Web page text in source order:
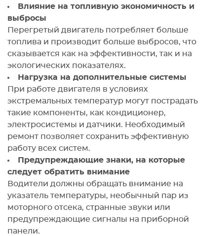
Влияние на топливную экономичность и
выбросы
Перегретый двигатель потребляет больше
топлива и производит больше выбросов, что
сказывается как на эффективности, так и на
экологических показателях.
Нагрузка на дополнительные системы
При работе двигателя в условиях
экстремальных температур могут пострадать
такие компоненты, как кондиционер,
электросистемы и датчики. Необходимый
ремонт позволяет сохранить эффективную
работу всех систем.
Предупреждающие знаки, на которые
следует обратить внимание
Водители должны обращать внимание на
указатель температуры, необычный пар из
моторного отсека, странные звуки или
предупреждающие сигналы на приборной
панели.